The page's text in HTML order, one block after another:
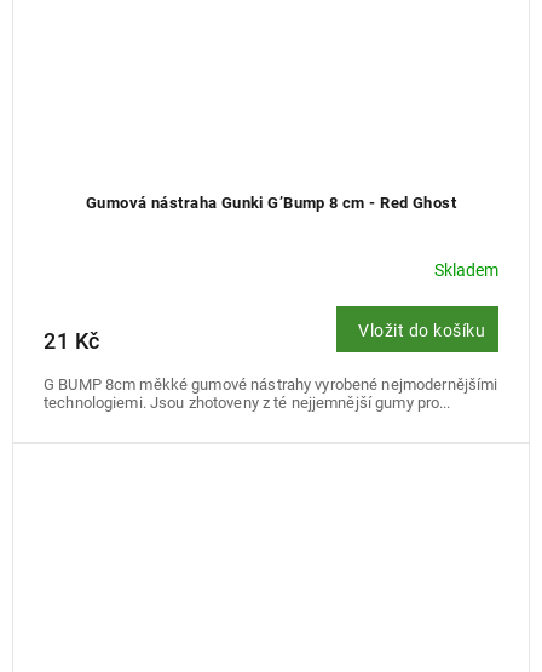
Gumová nástraha Gunki G’Bump 8 cm - Red Ghost
Skladem
21 Kč Vložit do košíku
G BUMP 8cm měkké gumové nástrahy vyrobené nejmodernějšími
technologiemi. Jsou zhotoveny z té nejjemnější gumy pro...